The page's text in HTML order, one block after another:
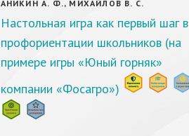
АНИКИН А. Ф., МИХАЙЛОВ В. С.
Настольная игра как первый шаг в
профориентации школьников (на
примере игры «Юный горняк»
компании «Фосагро»)